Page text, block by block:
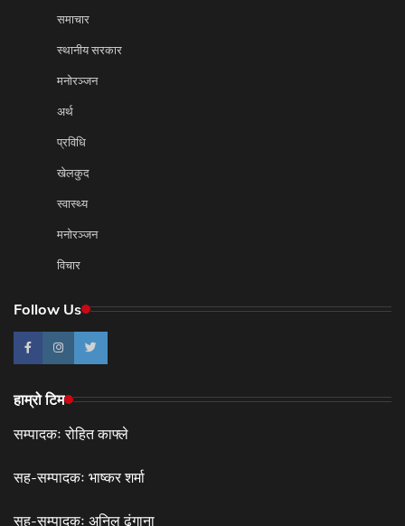
समाचार
स्थानीय सरकार
मनोरञ्जन
अर्थ
प्रविधि
खेलकुद
स्वास्थ्य
मनोरञ्जन
विचार
Follow Us
हाम्रो टिम
सम्पादकः रोहित काफ्ले
सह-सम्पादकः भाष्कर शर्मा
सह-सम्पादकः अनिल ढुंगाना